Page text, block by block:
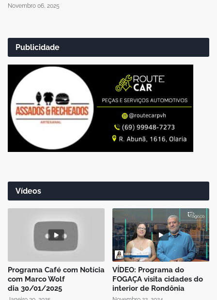
Novembro 06, 2025
Publicidade
Vídeos
Programa Café com Notícia
com Marco Wolf
dia 30/01/2025
VÍDEO: Programa do
FOGAÇA visita cidades do
interior de Rondônia